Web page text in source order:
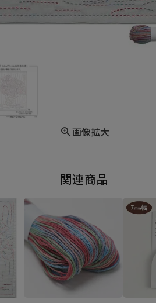
画像拡大
関連商品